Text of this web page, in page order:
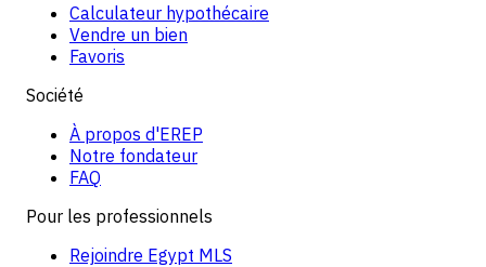
Calculateur hypothécaire
Vendre un bien
Favoris
Société
À propos d'EREP
Notre fondateur
FAQ
Pour les professionnels
Rejoindre Egypt MLS